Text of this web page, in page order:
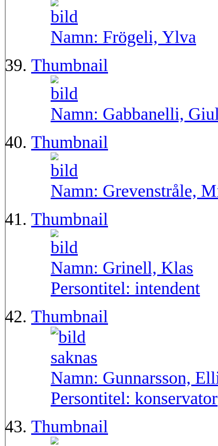
Namn: Frögeli, Ylva
Thumbnail
Namn: Gabbanelli,
Thumbnail
Namn: Grevenstråle,
Thumbnail
Namn: Grinell, Klas
Persontitel: intendent
Thumbnail
Namn: Gunnarsson,
Persontitel: konservator
Thumbnail